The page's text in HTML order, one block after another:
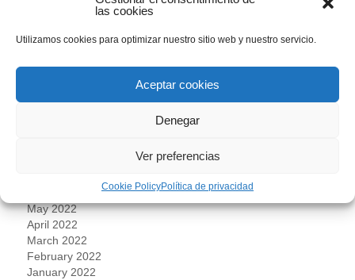
las cookies
Utilizamos cookies para optimizar nuestro sitio web y nuestro servicio.
Aceptar cookies
Denegar
Ver preferencias
Cookie PolicyPolítica de privacidad
April 2023
February 2023
May 2022
April 2022
March 2022
February 2022
January 2022